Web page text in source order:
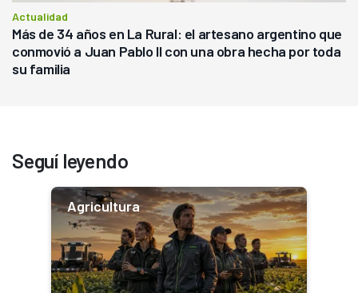
Actualidad
Más de 34 años en La Rural: el artesano argentino que
conmovió a Juan Pablo II con una obra hecha por toda
su familia
Seguí leyendo
Agricultura